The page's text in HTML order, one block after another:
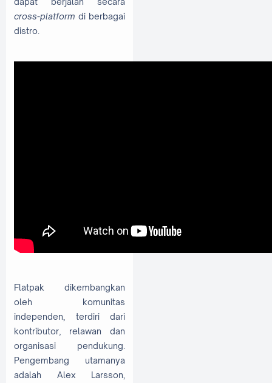
cross-platform di berbagai
distro.
Flatpak dikembangkan
oleh komunitas
independen, terdiri dari
kontributor, relawan dan
organisasi pendukung.
Pengembang utamanya
adalah Alex Larsson,